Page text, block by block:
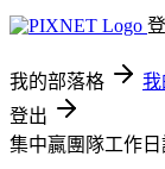
我的部落格 我
登出
集中贏團隊工作日